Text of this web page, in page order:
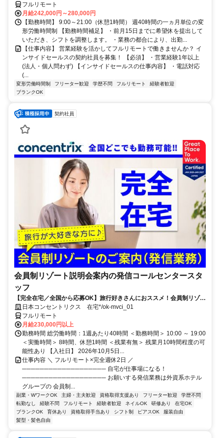
フルリモート
月給242,000円～280,000円
【勤務時間】 9:00～21:00（休憩1時間） 週40時間の一ヵ月単位の変
形労働時間制 【勤務時間補足】 ・前月15日までに希望休を提出して
いただき、シフトを調整します。 ・業務の都合により、出勤...
【仕事内容】 営業経験を活かしてフルリモートで働きませんか？ イ
ンサイドセールスの契約社員を募集！ 【必須】 ・営業経験1年以上
(法人・個人問わず) 【インサイドセールスの仕事内容】 ・電話対応
(...
変形労働時間制 フリーター歓迎 学歴不問 フルリモート
経験者歓迎
ブランクOK
契約社員
会員制リゾート説明会案内の発信コールセンタースタ
ッフ
【完全在宅／全国から応募OK】旅行好きさんにおススメ！会員制リゾー
トのご案内×テレワーク・リモートワーク◎月収34万円以上も可能！
日本コンセントリクス 在宅*/ok-mvci_01
フルリモート
月給230,000円以上
勤務時間 総労働時間：1週あたり40時間 ＜勤務時間＞ 10:00 ～ 19:00
＜実働時間＞ 8時間、休憩1時間 ＜残業有無＞ 残業月10時間程度の可
能性あり 【入社日】 2026年10月5日...
仕事内容 ＼ フルリモート×完全週休2日 ／
─────────────────── 自宅が仕事場になる！
─────────────────── お願いする発信業務は外資系ホテル
グループの 会員制...
副業・WワークOK 主婦・主夫歓迎 資格取得支援あり フリーター歓迎
学歴不問
転勤なし
経験不問 フルリモート 経験者歓迎 ネイルOK 研修あり
在宅OK
ブランクOK
育休あり 資格取得手当あり シフト制 ピアスOK
服装自由
髪型・髪色自由